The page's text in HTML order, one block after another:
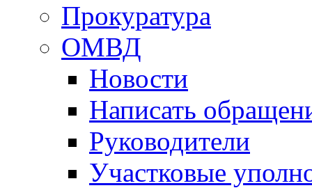
Прокуратура
ОМВД
Новости
Написать
Руководители
Участковые